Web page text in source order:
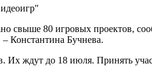
свыше 80 игровых проектов,
Константина Бучнева.
Их ждут до 18 июля. Принять